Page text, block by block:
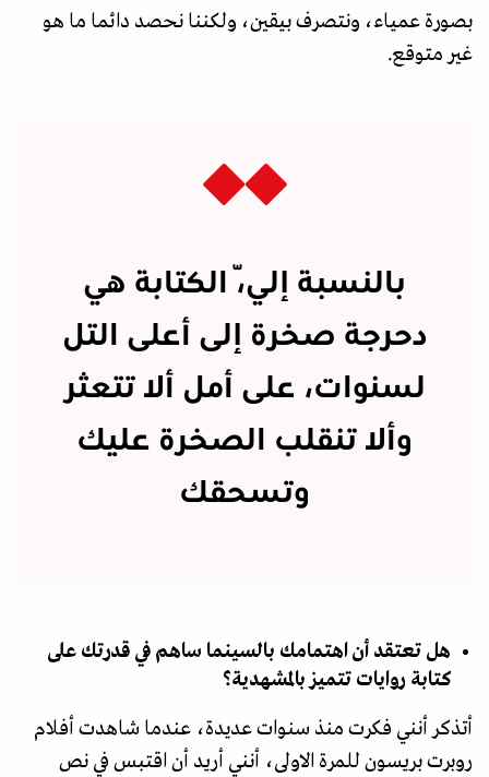
بصورة عمياء، ونتصرف بيقين، ولكننا نحصد دائما ما هو
غير متوقع.
بالنسبة إليّ، الكتابة هي
دحرجة صخرة إلى أعلى التل
لسنوات، على أمل ألا تتعثر
وألا تنقلب الصخرة عليك
وتسحقك
هل تعتقد أن اهتمامك بالسينما ساهم في قدرتك على
كتابة روايات تتميز بالمشهدية؟
أتذكر أنني فكرت منذ سنوات عديدة، عندما شاهدت أفلام
روبرت بريسون للمرة الاولى، أنني أريد أن اقتبس في نص